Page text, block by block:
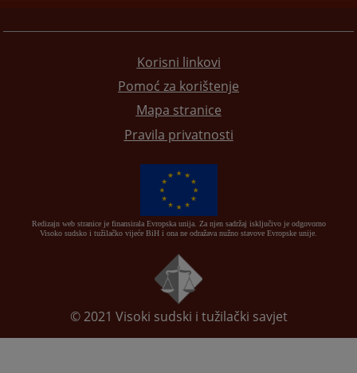
Korisni linkovi
Pomoć za korištenje
Mapa stranice
Pravila privatnosti
Redizajn web stranice je finansirala Evropska unija. Za njen sadržaj isključivo je odgovorno
Visoko sudsko i tužilačko vijeće BiH i ona ne odražava nužno stavove Evropske unije.
© 2021 Visoki sudski i tužilački savjet